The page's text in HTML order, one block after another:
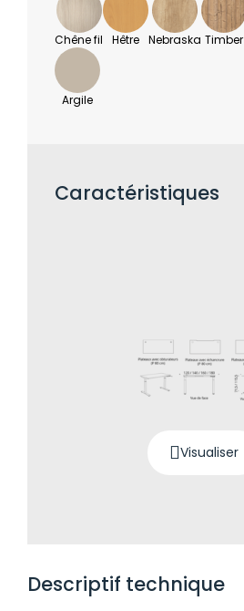
Chêne fil Hêtre Nebraska Timber
Argile
Caractéristiques
Visualiser
Descriptif technique